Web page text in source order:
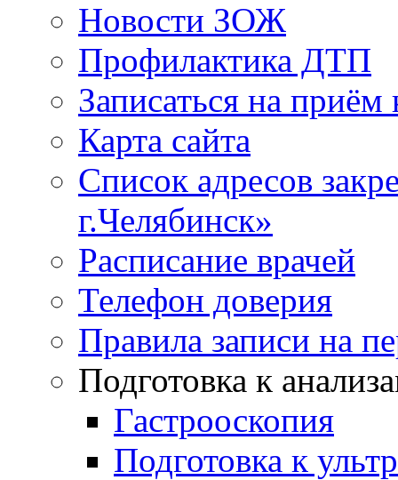
Новости ЗОЖ
Профилактика ДТП
Записаться на приём
Карта сайта
Список адресов
г.Челябинск»
Расписание врачей
Телефон доверия
Правила записи на
Подготовка к
Гастрооскопия
Подготовка к